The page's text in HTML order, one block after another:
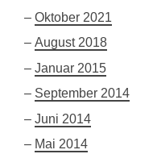
Oktober 2021
August 2018
Januar 2015
September 2014
Juni 2014
Mai 2014